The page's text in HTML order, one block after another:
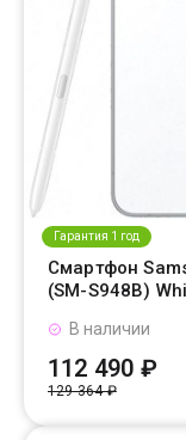
Гарантия 1 год
Смартфон
(SM-S948B)
В наличии
112 490 ₽
129 364 ₽